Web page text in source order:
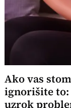
Ako vas
ignorišite to:
uzrok